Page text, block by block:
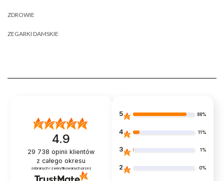
ZDROWIE
ZEGARKI DAMSKIE
4.9
29 738 opinii klientów
z całego okresu
zebranych i zweryfikowanych przez
5 88%
4 11%
3 1%
2 0%